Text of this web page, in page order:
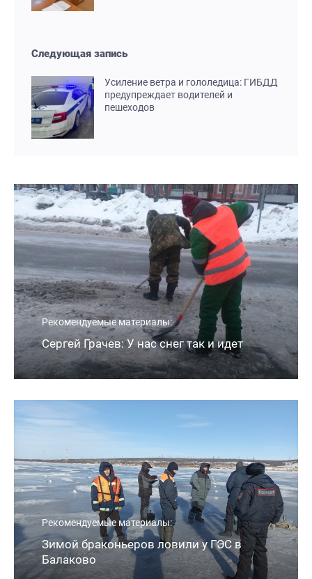
Следующая запись
Усиление ветра и гололедица: ГИБДД
предупреждает водителей и
пешеходов
Рекомендуемые материалы:
Сергей Грачев: У нас снег так и идет
Рекомендуемые материалы:
Зимой браконьеров ловили у ГЭС в
Балаково